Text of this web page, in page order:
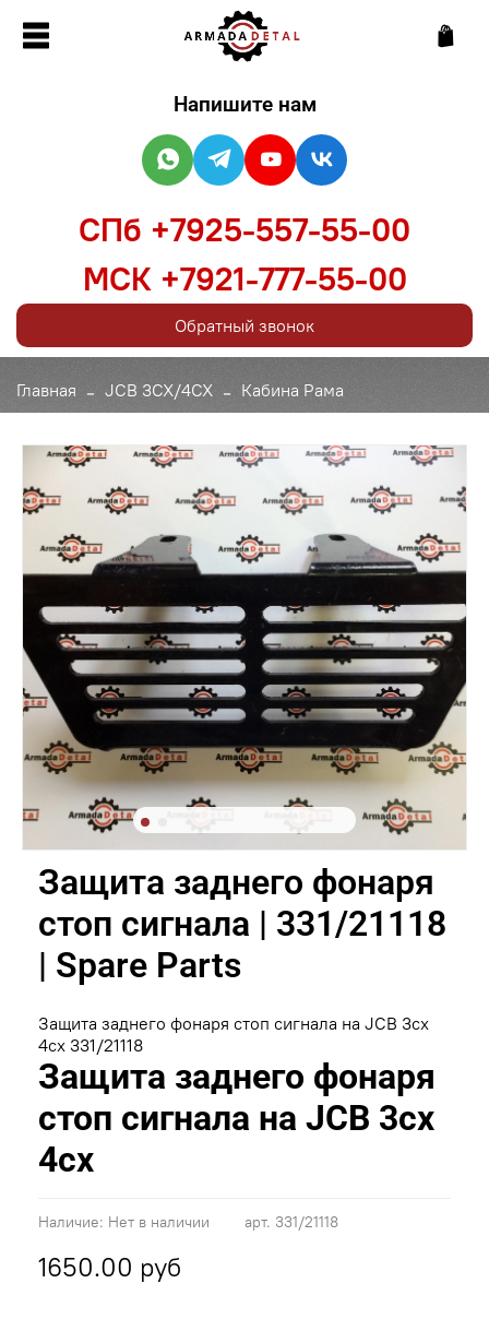
Главная JCB 3CX/4CX Кабина Рама
арт. 331/21118
Наличие: Нет в наличии
Защита заднего фонаря
стоп сигнала | 331/21118
| Spare Parts
1650.00 руб
Защита заднего фонаря стоп сигнала на JCB 3cx
4cx 331/21118
Защита заднего фонаря
стоп сигнала на JCB 3cx
4cx
Напишите нам
СПб +7925-557-55-00
МСК +7921-777-55-00
Обратный звонок